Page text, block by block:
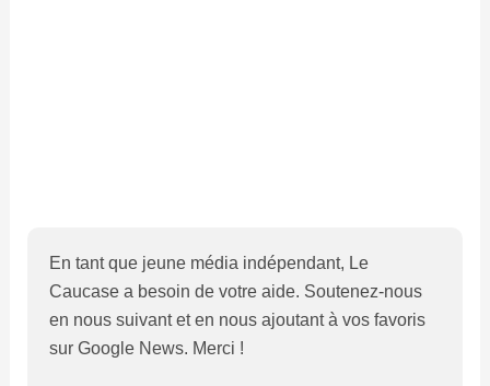
En tant que jeune média indépendant, Le
Caucase a besoin de votre aide. Soutenez-nous
en nous suivant et en nous ajoutant à vos favoris
sur Google News. Merci !